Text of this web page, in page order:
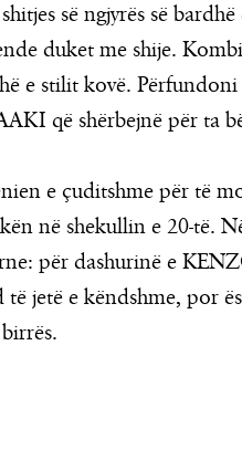
së ngjyrës së
duket me shije.
e stilit kovë.
që shërbejnë për ta
e çuditshme për të
në shekullin e 20-të.
për dashurinë e
jetë e këndshme, por